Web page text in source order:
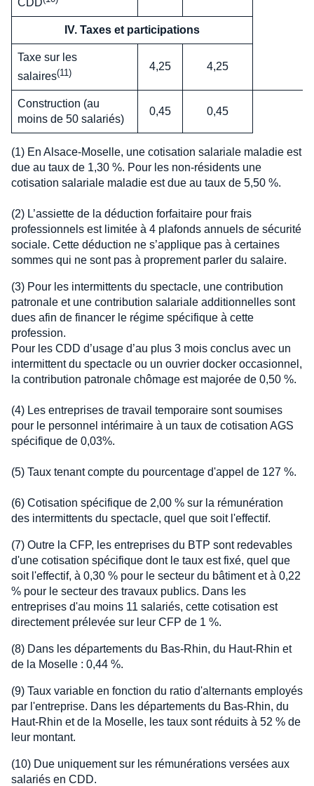
CDD
IV. Taxes et participations
Taxe sur les
salaires(11)
4,25 4,25
Construction (au
moins de 50 salariés)
0,45 0,45
(1) En Alsace-Moselle, une cotisation salariale maladie est
due au taux de 1,30 %. Pour les non-résidents une
cotisation salariale maladie est due au taux de 5,50 %.
(2) L’assiette de la déduction forfaitaire pour frais
professionnels est limitée à 4 plafonds annuels de sécurité
sociale. Cette déduction ne s’applique pas à certaines
sommes qui ne sont pas à proprement parler du salaire.
(3) Pour les intermittents du spectacle, une contribution
patronale et une contribution salariale additionnelles sont
dues afin de financer le régime spécifique à cette
profession.
Pour les CDD d’usage d’au plus 3 mois conclus avec un
intermittent du spectacle ou un ouvrier docker occasionnel,
la contribution patronale chômage est majorée de 0,50 %.
(4) Les entreprises de travail temporaire sont soumises
pour le personnel intérimaire à un taux de cotisation AGS
spécifique de 0,03%.
(5) Taux tenant compte du pourcentage d'appel de 127 %.
(6) Cotisation spécifique de 2,00 % sur la rémunération
des intermittents du spectacle, quel que soit l'effectif.
(7) Outre la CFP, les entreprises du BTP sont redevables
d'une cotisation spécifique dont le taux est fixé, quel que
soit l'effectif, à 0,30 % pour le secteur du bâtiment et à 0,22
% pour le secteur des travaux publics. Dans les
entreprises d'au moins 11 salariés, cette cotisation est
directement prélevée sur leur CFP de 1 %.
(8) Dans les départements du Bas-Rhin, du Haut-Rhin et
de la Moselle : 0,44 %.
(9) Taux variable en fonction du ratio d'alternants employés
par l'entreprise. Dans les départements du Bas-Rhin, du
Haut-Rhin et de la Moselle, les taux sont réduits à 52 % de
leur montant.
(10) Due uniquement sur les rémunérations versées aux
salariés en CDD.